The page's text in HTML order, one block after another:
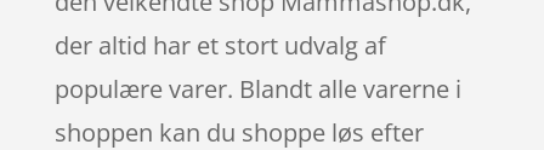
der altid har et stort udvalg af
populære varer. Blandt alle varerne i
shoppen kan du shoppe løs efter